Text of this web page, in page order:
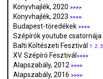
Könyvhajlék, 2020 >>>>
Könyvhajlék, 2023 >>>>
Budapest-töredékek >>>>
Szépírók youtube csatornája
Balti Költészeti Fesztivál 1. 2. 3.
XV. Szépíró Fesztivál >>>>
Alapszabály, 2012 >>>>
Alapszabály, 2016 >>>>